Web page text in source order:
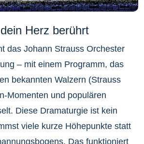
Herz berührt
das Johann Strauss Orchester
– mit einem Programm, das
bekannten Walzern (Strauss
Momenten und populären
Diese Dramaturgie ist kein
viele kurze Höhepunkte statt
Das funktioniert